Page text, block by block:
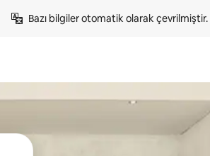
Bazı bilgiler otomatik olarak çevrilmiştir.